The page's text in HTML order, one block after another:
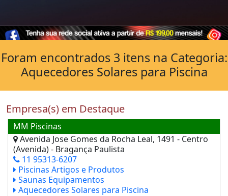
Empresa(s) em Destaque
MM Piscinas
Avenida Jose Gomes da Rocha Leal, 1491 - Centro
(Avenida) - Bragança Paulista
11 95313-6207
Piscinas Artigos e Produtos
Saunas Equipamentos
Aquecedores Solares para Piscina
Foram encontrados 3 itens na Categoria:
Aquecedores Solares para Piscina